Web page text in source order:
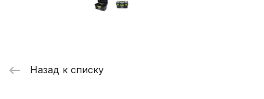
Назад к списку